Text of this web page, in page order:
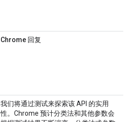
Chrome 回复
我们将通过测试来探索该 API 的实用
性。Chrome 预计分类法和其他参数会